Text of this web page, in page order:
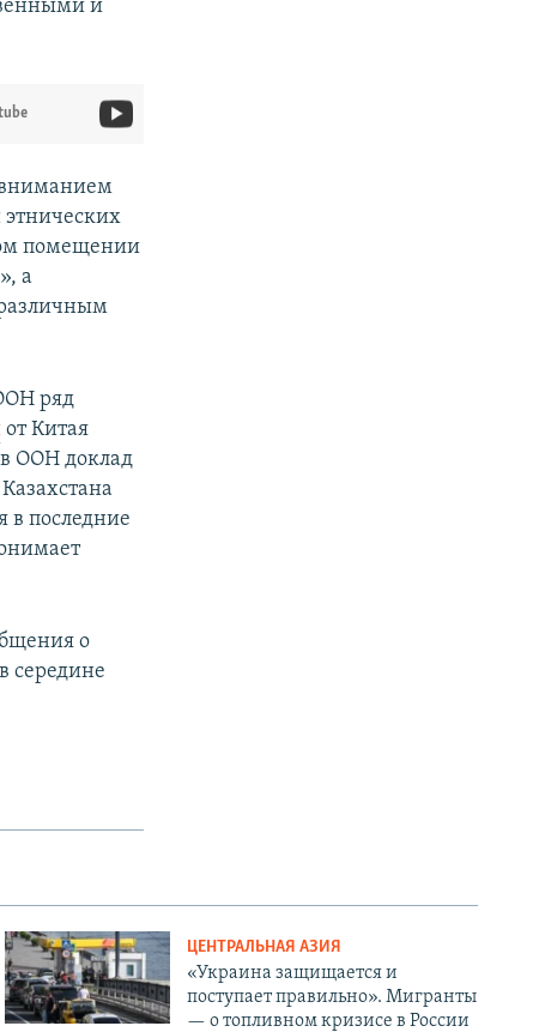
и
вниманием
помещении
а
ряд
от Китая
ООН доклад
в последние
о
середине
ЦЕНТРАЛЬНАЯ АЗИЯ
«Украина защищается и
поступает правильно». Мигранты
— о топливном кризисе в России